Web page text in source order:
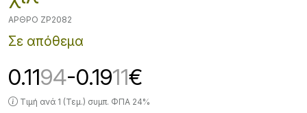
ΆΡΘΡΟ ZP2082
Σε απόθεμα
0.1194-0.1911€
Τιμή ανά 1 (Τεμ.) συμπ. ΦΠΑ 24%